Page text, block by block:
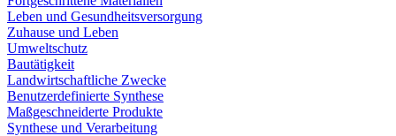
Leben und Gesundheitsversorgung
Zuhause und Leben
Umweltschutz
Bautätigkeit
Landwirtschaftliche Zwecke
Benutzerdefinierte Synthese
Maßgeschneiderte Produkte
Synthese und Verarbeitung